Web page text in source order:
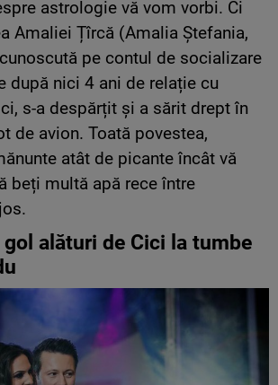
astrologie vă vom vorbi. Ci
Amaliei Țîrcă (Amalia Ștefania,
pe contul de socializare
după nici 4 ani de relație cu
s-a despărțit și a sărit drept în
de avion. Toată povestea,
atât de picante încât vă
beți multă apă rece între
alături de Cici la tumbe